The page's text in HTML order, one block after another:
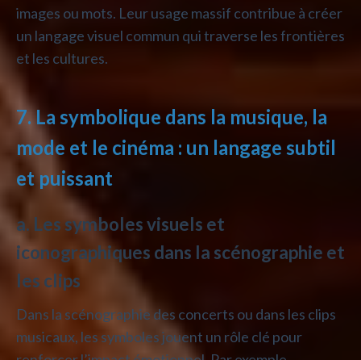
images ou mots. Leur usage massif contribue à créer
un langage visuel commun qui traverse les frontières
et les cultures.
7. La symbolique dans la musique, la
mode et le cinéma : un langage subtil
et puissant
a. Les symboles visuels et
iconographiques dans la scénographie et
les clips
Dans la scénographie des concerts ou dans les clips
musicaux, les symboles jouent un rôle clé pour